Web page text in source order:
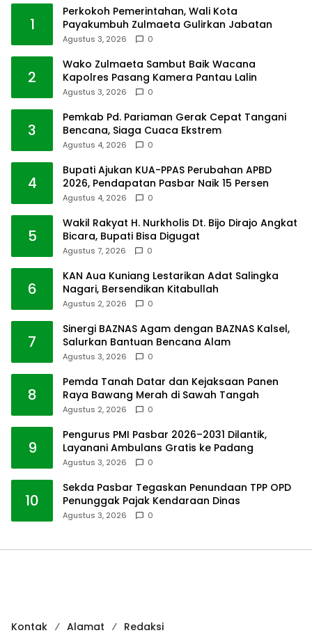
1
Perkokoh Pemerintahan, Wali Kota
Payakumbuh Zulmaeta Gulirkan Jabatan
Agustus 3, 2026 0
2
Wako Zulmaeta Sambut Baik Wacana
Kapolres Pasang Kamera Pantau Lalin
Agustus 3, 2026 0
3
Pemkab Pd. Pariaman Gerak Cepat Tangani
Bencana, Siaga Cuaca Ekstrem
Agustus 4, 2026 0
4
Bupati Ajukan KUA-PPAS Perubahan APBD
2026, Pendapatan Pasbar Naik 15 Persen
Agustus 4, 2026 0
5
Wakil Rakyat H. Nurkholis Dt. Bijo Dirajo Angkat
Bicara, Bupati Bisa Digugat
Agustus 7, 2026 0
6
KAN Aua Kuniang Lestarikan Adat Salingka
Nagari, Bersendikan Kitabullah
Agustus 2, 2026 0
7
Sinergi BAZNAS Agam dengan BAZNAS Kalsel,
Salurkan Bantuan Bencana Alam
Agustus 3, 2026 0
8
Pemda Tanah Datar dan Kejaksaan Panen
Raya Bawang Merah di Sawah Tangah
Agustus 2, 2026 0
9
Pengurus PMI Pasbar 2026–2031 Dilantik,
Layanani Ambulans Gratis ke Padang
Agustus 3, 2026 0
10
Sekda Pasbar Tegaskan Penundaan TPP OPD
Penunggak Pajak Kendaraan Dinas
Agustus 3, 2026 0
Kontak Alamat Redaksi